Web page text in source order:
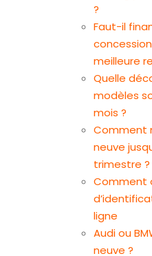
?
Faut-il
meilleure
Quelle
modèles
mois ?
Comment
neuve
trimestre ?
Comment
ligne
Audi ou
neuve ?